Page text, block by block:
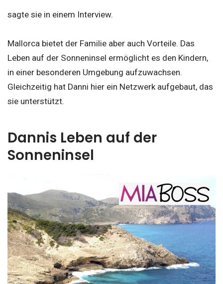
sagte sie in einem Interview.
Mallorca bietet der Familie aber auch Vorteile. Das
Leben auf der Sonneninsel ermöglicht es den Kindern,
in einer besonderen Umgebung aufzuwachsen.
Gleichzeitig hat Danni hier ein Netzwerk aufgebaut, das
sie unterstützt.
Dannis Leben auf der
Sonneninsel